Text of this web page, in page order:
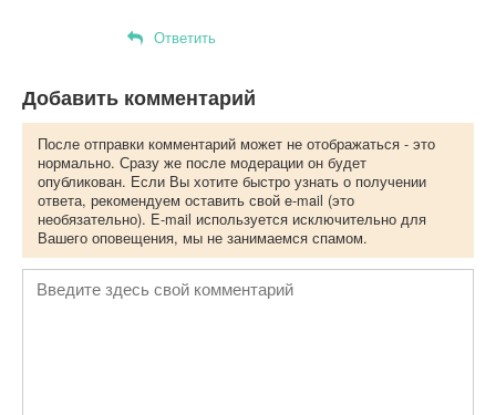
Ответить
Добавить комментарий
После отправки комментарий может не отображаться - это
нормально. Сразу же после модерации он будет
опубликован. Если Вы хотите быстро узнать о получении
ответа, рекомендуем оставить свой e-mail (это
необязательно). E-mail используется исключительно для
Вашего оповещения, мы не занимаемся спамом.